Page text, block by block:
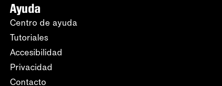
Ayuda
Centro de ayuda
Tutoriales
Accesibilidad
Privacidad
Contacto